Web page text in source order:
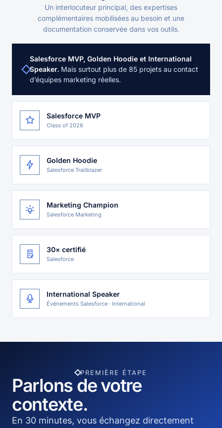
Un interlocuteur principal, des expertises
complémentaires mobilisées au besoin et une
documentation conservée dans vos outils.
Salesforce MVP, Golden Hoodie et International
Speaker. Mais surtout plus de 85 projets au contact
d’équipes marketing réelles.
Salesforce MVP
Class of 2026
Golden Hoodie
Salesforce Trailblazer
Marketing Champion
Salesforce Marketing
30× certifié
Salesforce
International Speaker
Événements Salesforce · International
PREMIÈRE ÉTAPE
Parlons de votre
contexte.
En 30 minutes, vous échangez directement